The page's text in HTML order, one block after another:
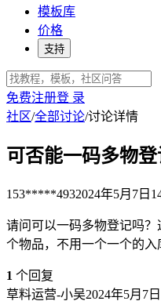
模板库
价格
支持
免费注册登 录
社区/全部讨论/讨论详情
可否能一码多物登
153*****4932024年5月7日
请问可以一码多物登记吗
个物品，不用一个一个的入
1 个回复
草料运营-小吴2024年5月7日